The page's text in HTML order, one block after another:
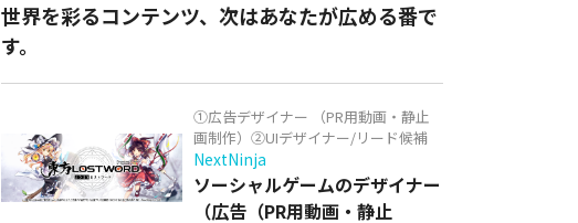
世界を彩るコンテンツ、次はあなたが広める番で
す。
①広告デザイナー （PR用動画・静止
画制作）②UIデザイナー/リード候補
NextNinja
ソーシャルゲームのデザイナー
（広告（PR用動画・静止